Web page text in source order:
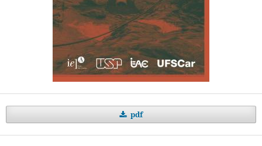
pdf